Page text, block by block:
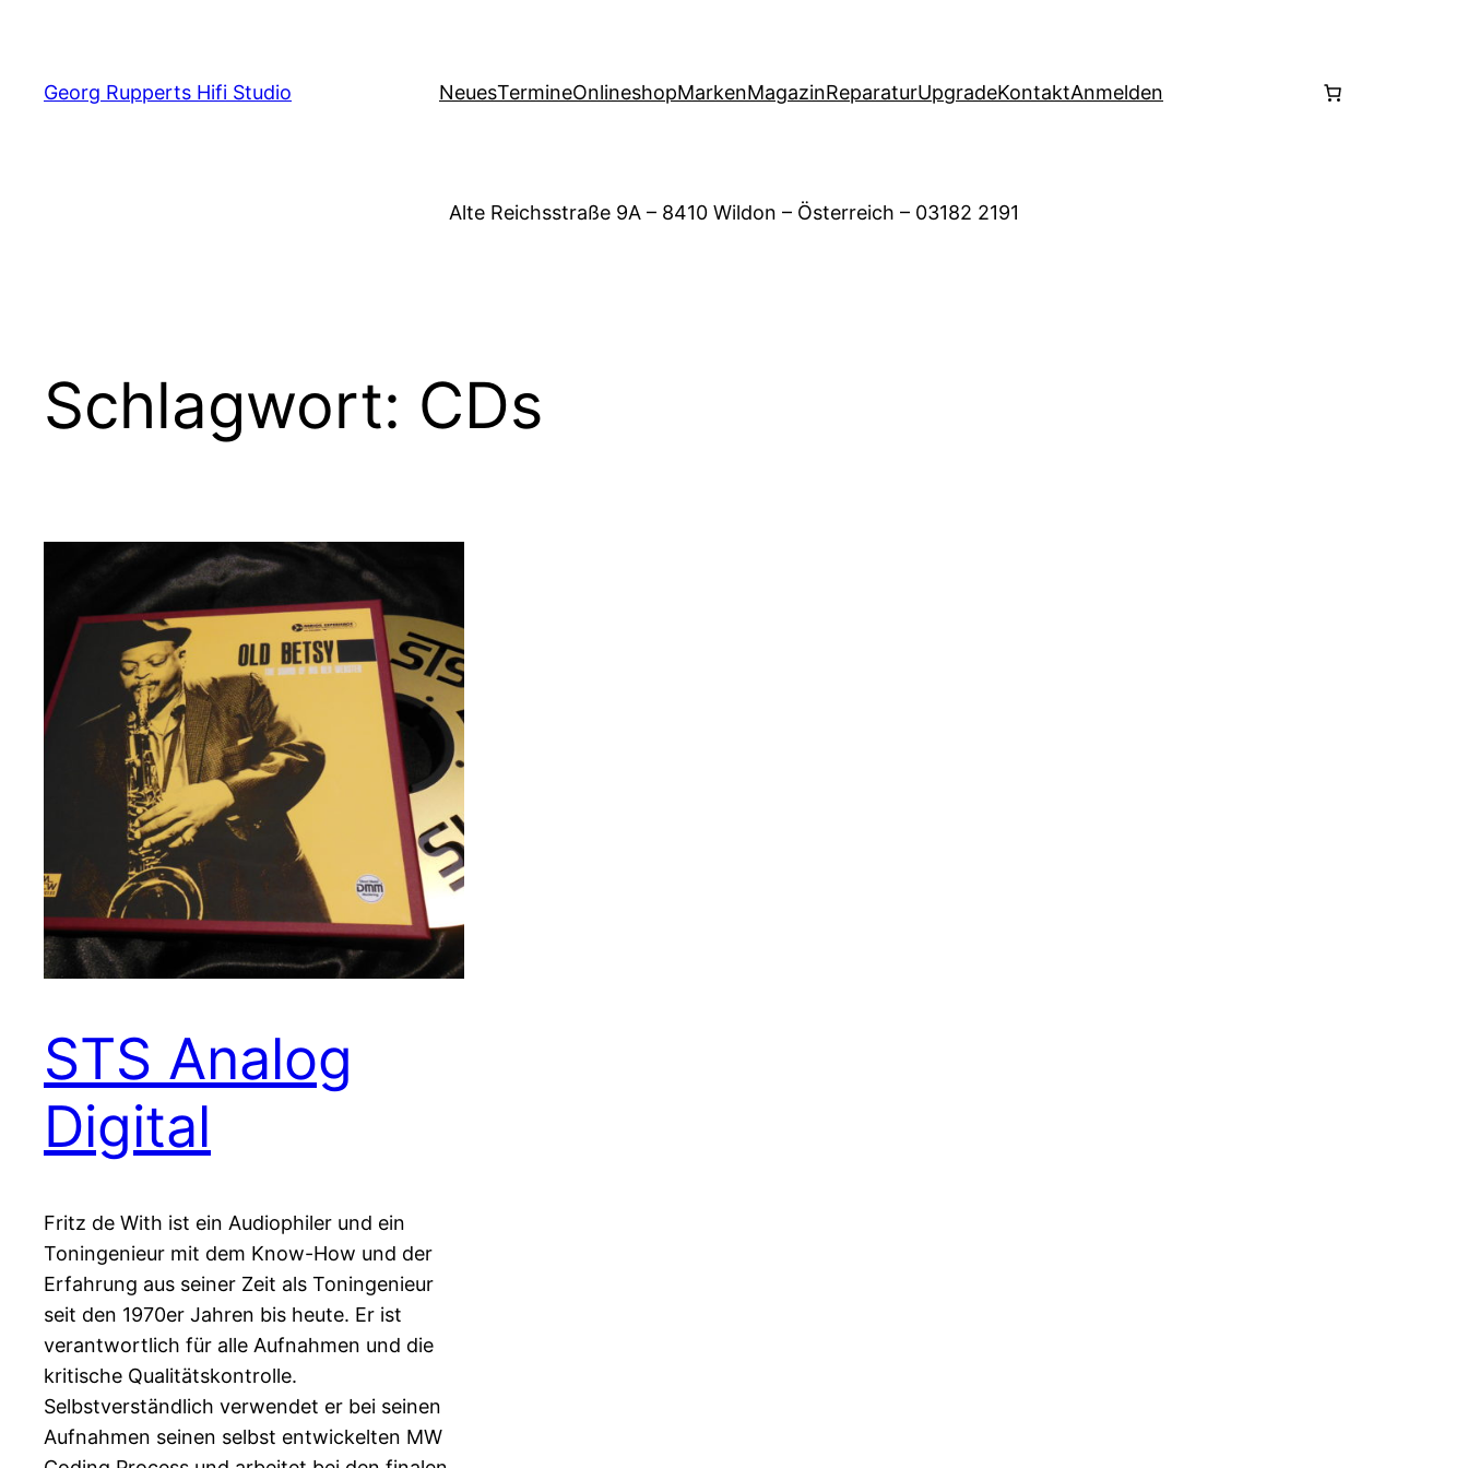
springen
Georg Rupperts Hifi Studio NeuesTermineOnlineshopMarkenMagazinReparaturUpgradeKontaktAnmelden
Alte Reichsstraße 9A – 8410 Wildon – Österreich – 03182 2191
Schlagwort: CDs
STS Analog
Digital
Fritz de With ist ein Audiophiler und ein
Toningenieur mit dem Know-How und der
Erfahrung aus seiner Zeit als Toningenieur
seit den 1970er Jahren bis heute. Er ist
verantwortlich für alle Aufnahmen und die
kritische Qualitätskontrolle.
Selbstverständlich verwendet er bei seinen
Aufnahmen seinen selbst entwickelten MW